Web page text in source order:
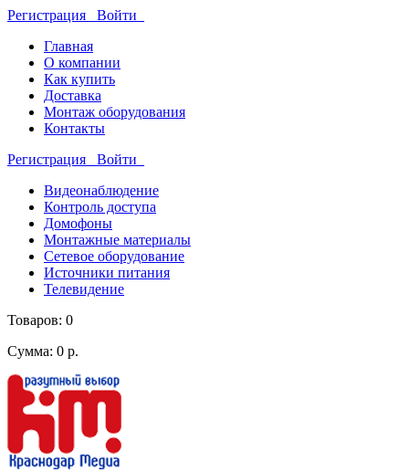
Регистрация Войти
Главная
О компании
Как купить
Доставка
Монтаж оборудования
Контакты
Регистрация Войти
Видеонаблюдение
Контроль доступа
Домофоны
Монтажные материалы
Сетевое оборудование
Источники питания
Телевидение
Товаров: 0
Сумма: 0 р.